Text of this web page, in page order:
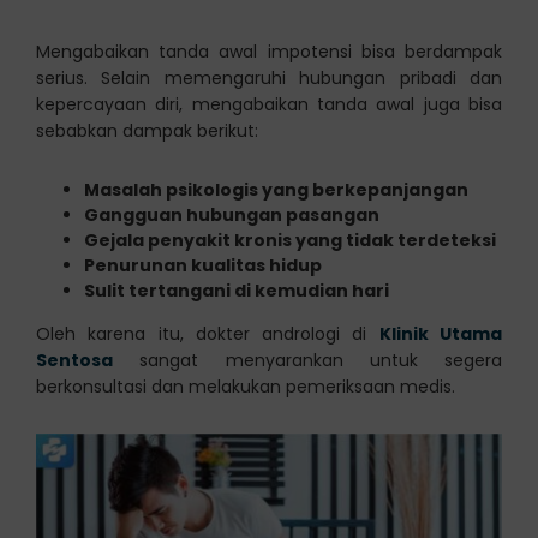
Mengabaikan tanda awal impotensi bisa berdampak
serius. Selain memengaruhi hubungan pribadi dan
kepercayaan diri, mengabaikan tanda awal juga bisa
sebabkan dampak berikut:
Masalah psikologis yang berkepanjangan
Gangguan hubungan pasangan
Gejala penyakit kronis yang tidak terdeteksi
Penurunan kualitas hidup
Sulit tertangani di kemudian hari
Oleh karena itu, dokter andrologi di Klinik Utama
Sentosasangat menyarankan untuk segera
berkonsultasi dan melakukan pemeriksaan medis.